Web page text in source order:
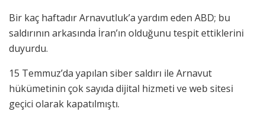
Bir kaç haftadır Arnavutluk’a yardım eden ABD; bu
saldırının arkasında İran’ın olduğunu tespit ettiklerini
duyurdu.
15 Temmuz’da yapılan siber saldırı ile Arnavut
hükümetinin çok sayıda dijital hizmeti ve web sitesi
geçici olarak kapatılmıştı.